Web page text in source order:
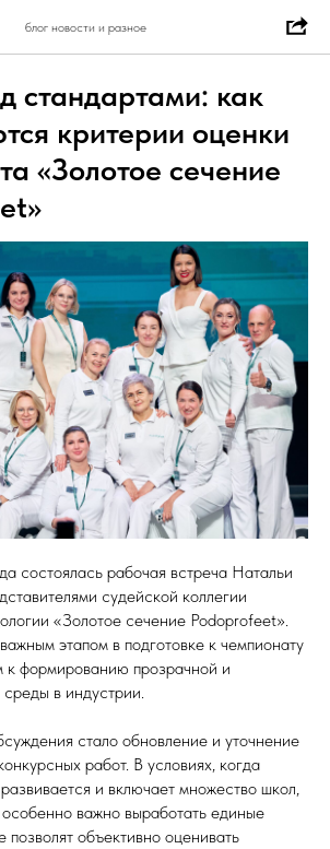
блог новости и разное
стандартами: как
критерии оценки
«Золотое сечение
состоялась рабочая встреча Натальи
судейской коллегии
«Золотое сечение Podoprofeet».
этапом в подготовке к чемпионату
формированию прозрачной и
в индустрии.
стало обновление и уточнение
работ. В условиях, когда
и включает множество школ,
важно выработать единые
позволят объективно оценивать